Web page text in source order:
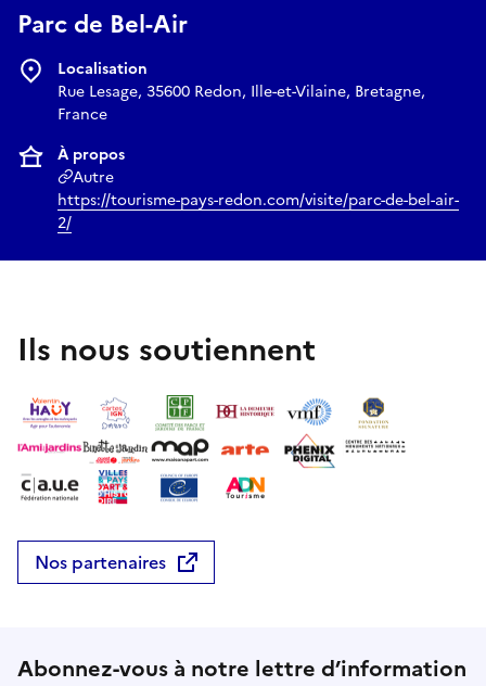
Parc de Bel-Air
Localisation
Rue Lesage, 35600 Redon, Ille-et-Vilaine, Bretagne,
France
À propos
Autre
https://tourisme-pays-redon.com/visite/parc-de-bel-air-
2/
Ils nous soutiennent
Nos partenaires
Abonnez-vous à notre lettre d’information